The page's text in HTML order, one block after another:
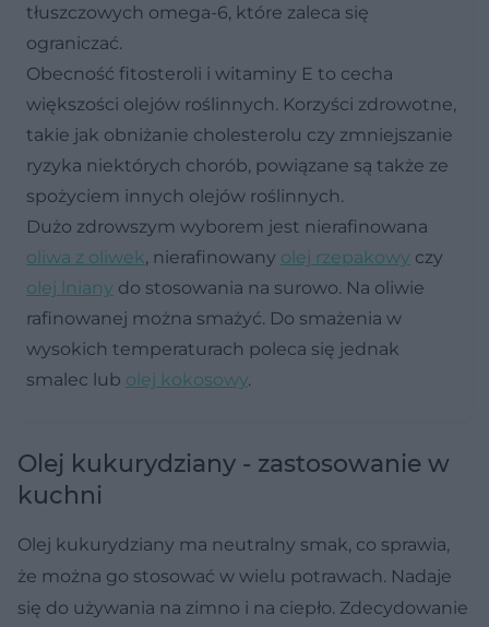
tłuszczowych omega-6, które zaleca się
ograniczać.
Obecność fitosteroli i witaminy E to cecha
większości olejów roślinnych. Korzyści zdrowotne,
takie jak obniżanie cholesterolu czy zmniejszanie
ryzyka niektórych chorób, powiązane są także ze
spożyciem innych olejów roślinnych.
Dużo zdrowszym wyborem jest nierafinowana
oliwa z oliwek, nierafinowany olej rzepakowy czy
olej lniany do stosowania na surowo. Na oliwie
rafinowanej można smażyć. Do smażenia w
wysokich temperaturach poleca się jednak
smalec lub olej kokosowy.
Olej kukurydziany - zastosowanie w
kuchni
Olej kukurydziany ma neutralny smak, co sprawia,
że można go stosować w wielu potrawach. Nadaje
się do używania na zimno i na ciepło. Zdecydowanie